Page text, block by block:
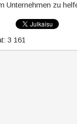
Unternehmen zu
3 161